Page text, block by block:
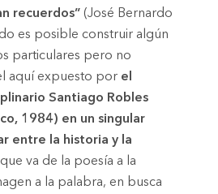
recuerdos”(José Bernardo
es posible construir algún
particulares pero no
aquí expuesto por el
Santiago Robles
1984) en un singular
entre la historia y la
va de la poesía a la
a la palabra, en busca